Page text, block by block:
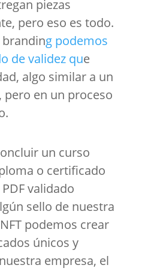
piezas
pero eso es todo.
branding podemos
de validez que
algo similar a un
en un proceso
un curso
o certificado
validado
sello de nuestra
podemos crear
únicos y
empresa, el